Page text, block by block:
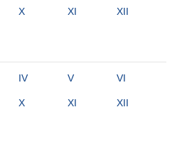
X XI XII
IV V VI
X XI XII